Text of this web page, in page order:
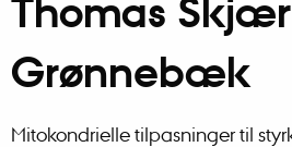
Thomas
Grønnebæk
Mitokondrielle tilpasninger til